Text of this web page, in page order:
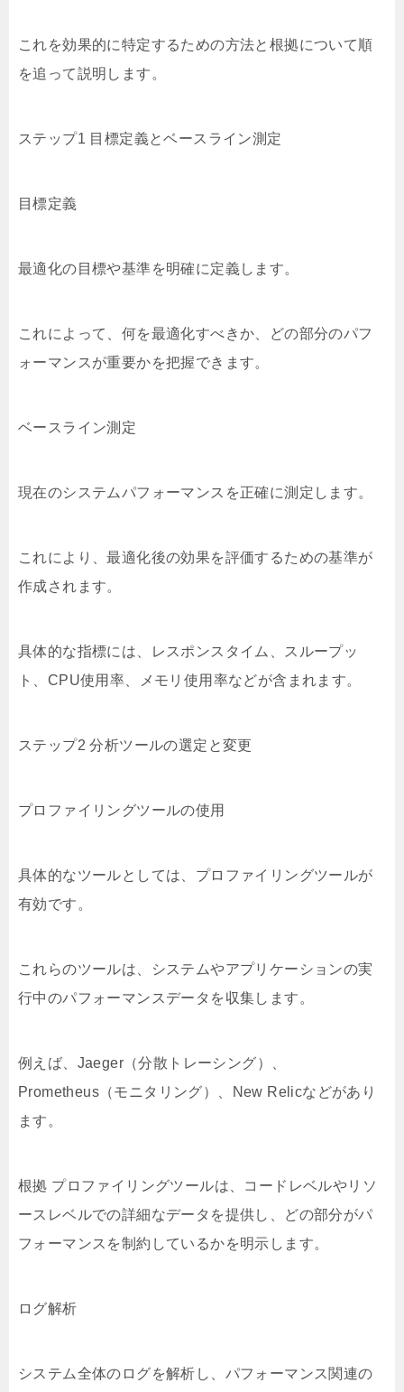
これを効果的に特定するための方法と根拠について順
を追って説明します。
ステップ1 目標定義とベースライン測定
目標定義
最適化の目標や基準を明確に定義します。
これによって、何を最適化すべきか、どの部分のパフ
ォーマンスが重要かを把握できます。
ベースライン測定
現在のシステムパフォーマンスを正確に測定します。
これにより、最適化後の効果を評価するための基準が
作成されます。
具体的な指標には、レスポンスタイム、スループッ
ト、CPU使用率、メモリ使用率などが含まれます。
ステップ2 分析ツールの選定と変更
プロファイリングツールの使用
具体的なツールとしては、プロファイリングツールが
有効です。
これらのツールは、システムやアプリケーションの実
行中のパフォーマンスデータを収集します。
例えば、Jaeger（分散トレーシング）、
Prometheus（モニタリング）、New Relicなどがあり
ます。
根拠 プロファイリングツールは、コードレベルやリソ
ースレベルでの詳細なデータを提供し、どの部分がパ
フォーマンスを制約しているかを明示します。
ログ解析
システム全体のログを解析し、パフォーマンス関連の